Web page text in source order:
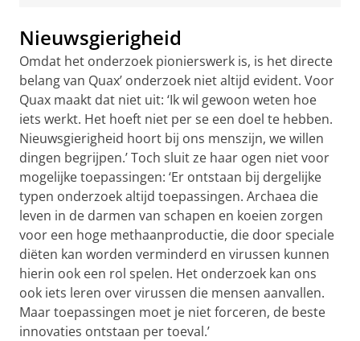
Nieuwsgierigheid
Omdat het onderzoek pionierswerk is, is het directe
belang van Quax’ onderzoek niet altijd evident. Voor
Quax maakt dat niet uit: ‘Ik wil gewoon weten hoe
iets werkt. Het hoeft niet per se een doel te hebben.
Nieuwsgierigheid hoort bij ons menszijn, we willen
dingen begrijpen.’ Toch sluit ze haar ogen niet voor
mogelijke toepassingen: ‘Er ontstaan bij dergelijke
typen onderzoek altijd toepassingen. Archaea die
leven in de darmen van schapen en koeien zorgen
voor een hoge methaanproductie, die door speciale
diëten kan worden verminderd en virussen kunnen
hierin ook een rol spelen. Het onderzoek kan ons
ook iets leren over virussen die mensen aanvallen.
Maar toepassingen moet je niet forceren, de beste
innovaties ontstaan per toeval.’